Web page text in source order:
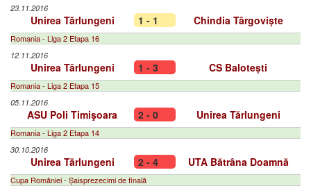
23.11.2016
Unirea Tărlungeni 1 - 1 Chindia Târgoviște
Romania - Liga 2 Etapa 16
12.11.2016
Unirea Tărlungeni 1 - 3 CS Balotești
Romania - Liga 2 Etapa 15
05.11.2016
ASU Poli Timişoara 2 - 0 Unirea Tărlungeni
Romania - Liga 2 Etapa 14
30.10.2016
Unirea Tărlungeni 2 - 4 UTA Bătrâna Doamnă
Cupa României - Șaisprezecimi de finală